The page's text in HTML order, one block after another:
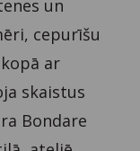
un
cepurīšu
ar
skaistus
Bondare